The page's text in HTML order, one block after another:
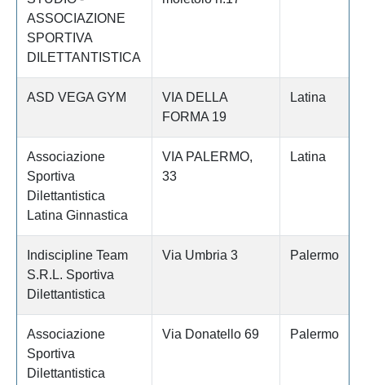
ASSOCIAZIONE
SPORTIVA
DILETTANTISTICA
ASD VEGA GYM
VIA DELLA
FORMA 19
Latina
Associazione
Sportiva
Dilettantistica
Latina Ginnastica
VIA PALERMO,
33
Latina
Indiscipline Team
S.R.L. Sportiva
Dilettantistica
Via Umbria 3 Palermo
Associazione
Sportiva
Dilettantistica
Via Donatello 69 Palermo